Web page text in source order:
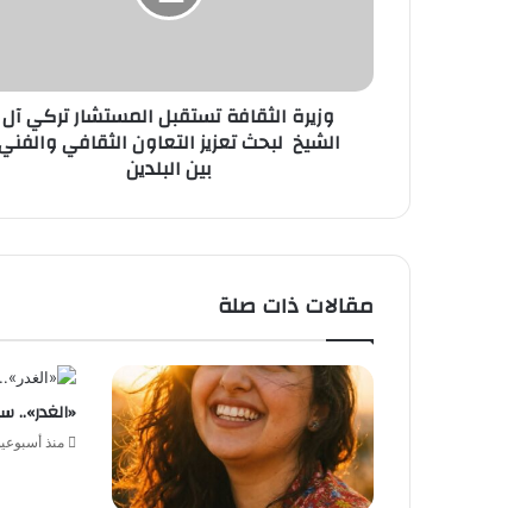
تعزيز
التعاون
الثقافي
وزيرة الثقافة تستقبل المستشار تركي آل
الشيخ لبحث تعزيز التعاون الثقافي
بين البلدين
مقالات ذات صلة
«الغدر»..
منذ